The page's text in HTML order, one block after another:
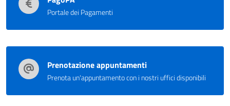
Portale dei Pagamenti
Prenotazione appuntamenti
Prenota un'appuntamento con i nostri uffici disponibili